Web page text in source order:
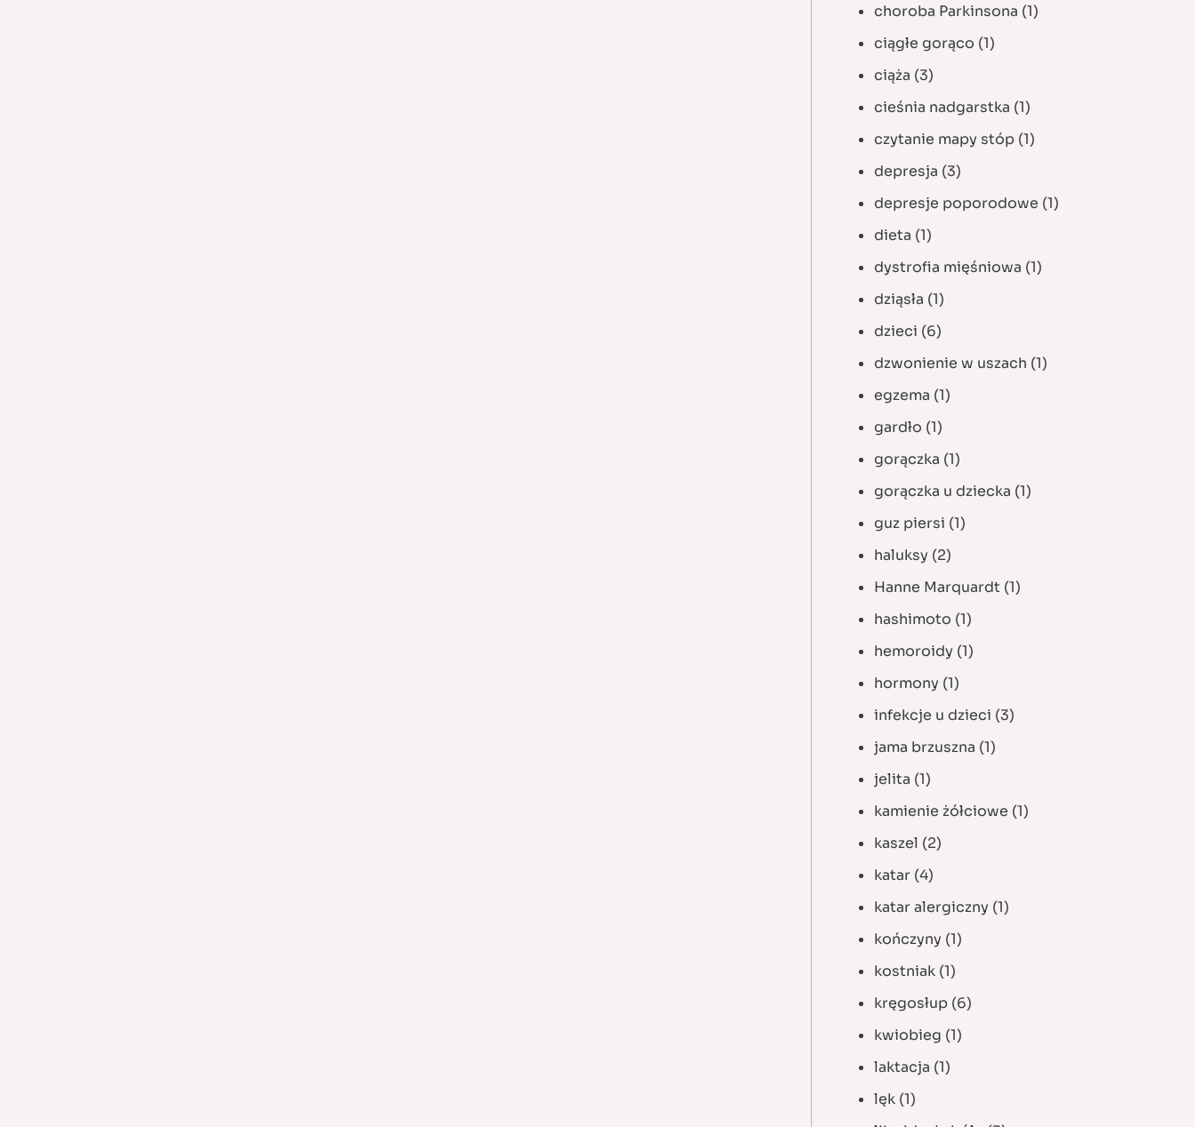
choroba Parkinsona (1)
ciągłe gorąco (1)
ciąża (3)
cieśnia nadgarstka (1)
czytanie mapy stóp (1)
depresja (3)
depresje poporodowe (1)
dieta (1)
dystrofia mięśniowa (1)
dziąsła (1)
dzieci (6)
dzwonienie w uszach (1)
egzema (1)
gardło (1)
gorączka (1)
gorączka u dziecka (1)
guz piersi (1)
haluksy (2)
Hanne Marquardt (1)
hashimoto (1)
hemoroidy (1)
hormony (1)
infekcje u dzieci (3)
jama brzuszna (1)
jelita (1)
kamienie żółciowe (1)
kaszel (2)
katar (4)
katar alergiczny (1)
kończyny (1)
kostniak (1)
kręgosłup (6)
kwiobieg (1)
laktacja (1)
lęk (1)